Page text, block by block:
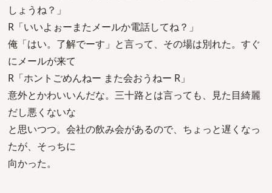
しょうね？」
R「いいよぉーまたメールか電話してね？」
俺「はい。了解でーす」と言って、その場は別れた。すぐ
にメールが来て
R「ホントごめんねー また会おうねー R」
意外とかわいいんだな。三十路とは言っても、見た目綺麗
だし悪くないな
と思いつつ。会社の飲み会があるので、ちょっと遅くなっ
たが、そっちに
向かった。